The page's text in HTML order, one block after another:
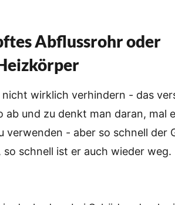
Abflussrohr oder
nicht wirklich verhindern - das
ab und zu denkt man daran, mal
verwenden - aber so schnell der
schnell ist er auch wieder weg.